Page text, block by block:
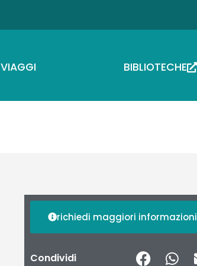
VIAGGI BIBLIOTECHE
richiedi maggiori informazioni
Condividi